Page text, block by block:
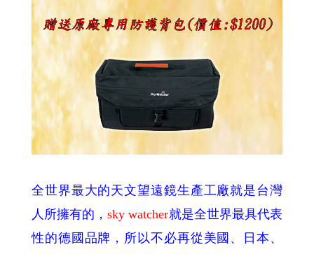
全世界最大的天文望遠鏡生產工廠就是台灣
人所擁有的，sky watcher就是全世界最具代表
性的德國品牌，所以不必再從美國、日本、